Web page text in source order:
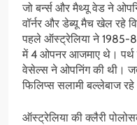
जो बर्न्स और मैथ्यू वेड ने
वॉर्नर और डेब्यू मैच खेल रहे
पहले ऑस्ट्रेलिया ने 1985-
में 4 ओपनर आजमाए थे। पर्थ
वेसेल्स ने ओपनिंग की थी।
फिलिप्स सलामी बल्लेबाज
ऑस्ट्रेलिया की क्लैरी